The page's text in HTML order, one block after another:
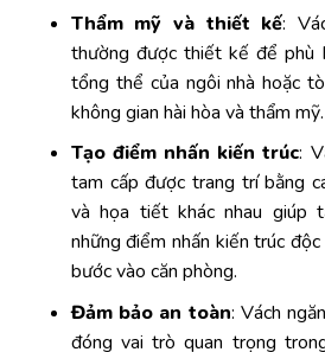
Thẩm mỹ và thiết kế:
thường được thiết kế để phù
tổng thể của ngôi nhà hoặc
không gian hài hòa và thẩm mỹ.
Tạo điểm nhấn kiến trúc:
tam cấp được trang trí bằng
và họa tiết khác nhau giúp
những điểm nhấn kiến trúc
bước vào căn phòng.
Đảm bảo an toàn: Vách
đóng vai trò quan trọng